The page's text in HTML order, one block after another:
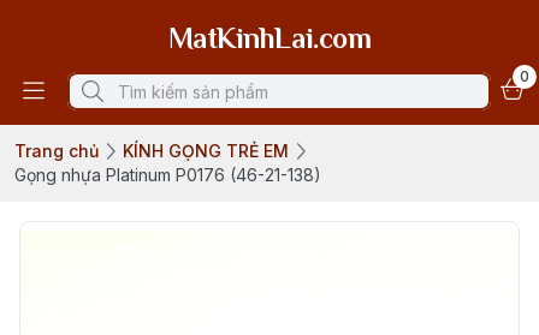
MatKinhLai.com
0
Trang chủ
KÍNH GỌNG TRẺ EM
Gọng nhựa Platinum P0176 (46-21-138)